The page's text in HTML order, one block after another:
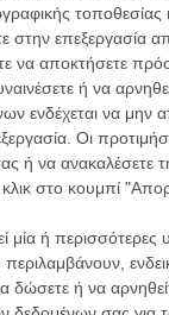
τοποθεσίας
στην επεξεργασία
να αποκτήσετε
ή να
ενδέχεται να μην
Οι
ή να ανακαλέσετε
στο κουμπί
ή περισσότερες
δώσετε ή να